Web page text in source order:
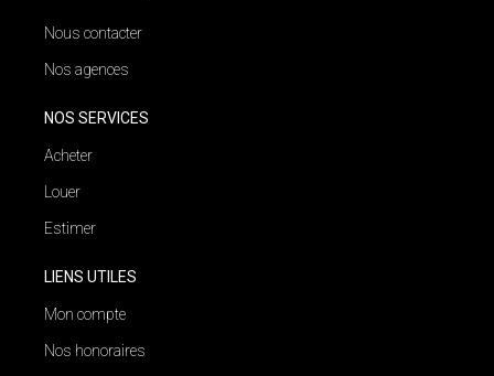
Nous contacter
Nos agences
NOS SERVICES
Acheter
Louer
Estimer
LIENS UTILES
Mon compte
Nos honoraires